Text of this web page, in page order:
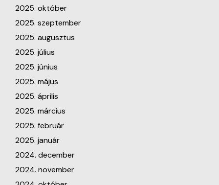
2025. október
2025. szeptember
2025. augusztus
2025. július
2025. június
2025. május
2025. április
2025. március
2025. február
2025. január
2024. december
2024. november